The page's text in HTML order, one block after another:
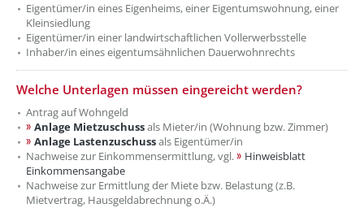
Eigentümer/in eines Eigenheims, einer Eigentumswohnung, einer
Kleinsiedlung
Eigentümer/in einer landwirtschaftlichen Vollerwerbsstelle
Inhaber/in eines eigentumsähnlichen Dauerwohnrechts
Welche Unterlagen müssen eingereicht werden?
Antrag auf Wohngeld
Anlage Mietzuschussals Mieter/in (Wohnung bzw. Zimmer)
Anlage Lastenzuschussals Eigentümer/in
Nachweise zur Einkommensermittlung, vgl.
Hinweisblatt
Einkommensangabe
Nachweise zur Ermittlung der Miete bzw. Belastung (z.B.
Mietvertrag, Hausgeldabrechnung o.Ä.)